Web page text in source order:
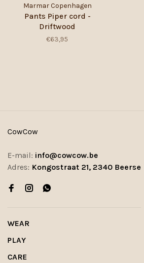
Marmar Copenhagen
Pants Piper cord -
Driftwood
€63,95
CowCow
E-mail: info@cowcow.be
Adres: Kongostraat 21, 2340 Beerse
WEAR
PLAY
CARE